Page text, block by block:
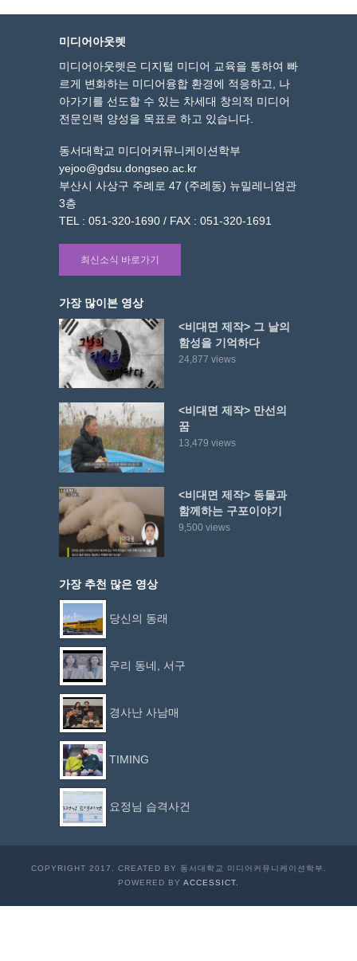
미디어아웃렛
미디어아웃렛은 디지털 미디어 교육을 통하여 빠
르게 변화하는 미디어융합 환경에 적응하고, 나
아가기를 선도할 수 있는 차세대 창의적 미디어
전문인력 양성을 목표로 하고 있습니다.
동서대학교 미디어커뮤니케이션학부
yejoo@gdsu.dongseo.ac.kr
부산시 사상구 주례로 47 (주례동) 뉴밀레니엄관
3층
TEL : 051-320-1690 / FAX : 051-320-1691
최신소식 바로가기
가장 많이본 영상
<비대면 제작> 그 날의
함성을 기억하다
24,877 views
<비대면 제작> 만선의
꿈
13,479 views
<비대면 제작> 동물과
함께하는 구포이야기
9,500 views
가장 추천 많은 영상
당신의 동래
우리 동네, 서구
경사난 사남매
TIMING
요정님 습격사건
COPYRIGHT 2017. CREATED BY 동서대학교 미디어커뮤니케이션학부.
POWERED BY ACCESSICT.